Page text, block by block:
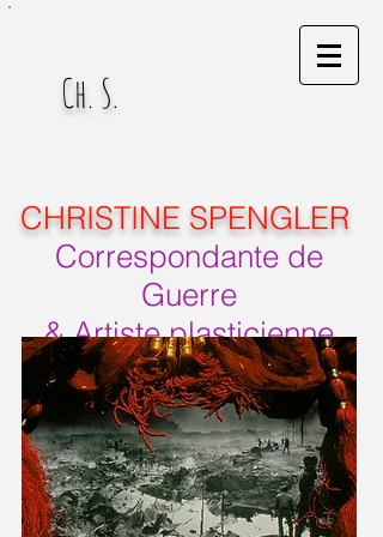
Ch. S.
CHRISTINE SPENGLER
Correspondante de
Guerre
& Artiste plasticienne